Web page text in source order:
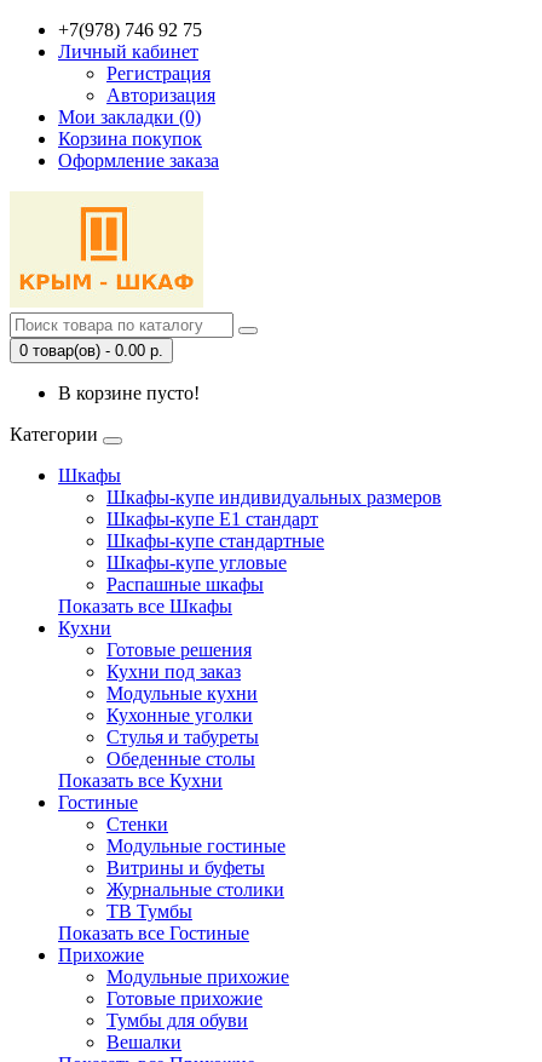
+7(978) 746 92 75
Личный кабинет
Регистрация
Авторизация
Мои закладки (0)
Корзина покупок
Оформление заказа
0 товар(ов) - 0.00 р.
В корзине пусто!
Категории
Шкафы
Шкафы-купе индивидуальных размеров
Шкафы-купе Е1 стандарт
Шкафы-купе стандартные
Шкафы-купе угловые
Распашные шкафы
Показать все Шкафы
Кухни
Готовые решения
Кухни под заказ
Модульные кухни
Кухонные уголки
Стулья и табуреты
Обеденные столы
Показать все Кухни
Гостиные
Стенки
Модульные гостиные
Витрины и буфеты
Журнальные столики
ТВ Тумбы
Показать все Гостиные
Прихожие
Модульные прихожие
Готовые прихожие
Тумбы для обуви
Вешалки